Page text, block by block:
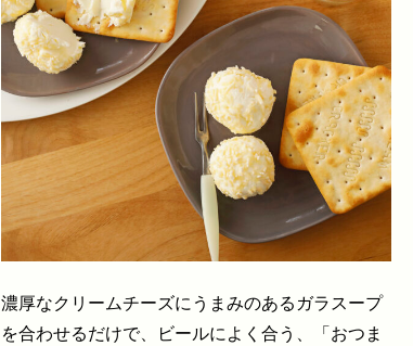
濃厚なクリームチーズにうまみのあるガラスープ
を合わせるだけで、ビールによく合う、「おつま